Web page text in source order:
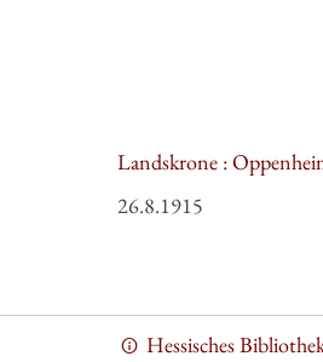
Landskrone :
26.8.1915
Hessisches